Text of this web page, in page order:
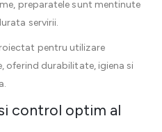
preparatele sunt mentinute
servirii.
pentru utilizare
oferind durabilitate, igiena si
control optim al